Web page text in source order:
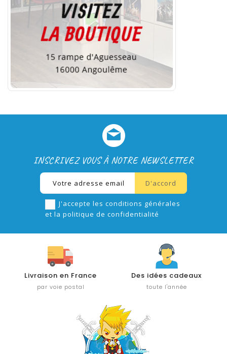
INSCRIVEZ VOUS À NOTRE NEWSLETTER
J'accepte les conditions générales
et la politique de confidentialité
Livraison en France
par voie postal
Des idées cadeaux
toute l'année